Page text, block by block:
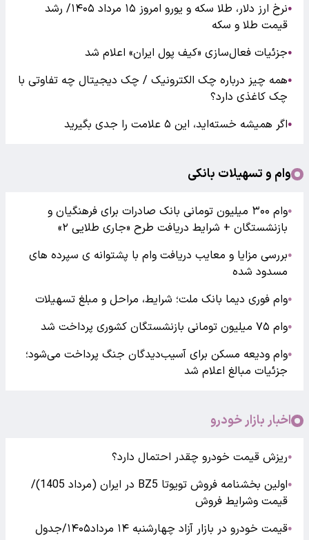
●
نرخ ارز دلار، طلا سکه و یورو امروز ۱۵ مرداد ۱۴۰۵/ رشد
قیمت طلا و سکه
●جزئیات فعال‌سازی «کیف پول ایران» اعلام شد
●همه چیز درباره چک الکترونیک / چک دیجیتال چه تفاوتی با
چک کاغذی دارد؟
●اگر همیشه خسته‌اید، این ۵ علامت را جدی بگیرید
وام و تسهیلات بانکی
●
وام ۳۰۰ میلیون تومانی بانک صادرات برای فرهنگیان و
بازنشستگان + شرایط دریافت طرح «جاری طلایی ۲»
●بررسی مزایا و معایب دریافت وام با پشتوانه ی سپرده های
مسدود شده
●وام فوری دیما بانک ملت؛ شرایط، مراحل و مبلغ تسهیلات
●وام ۷۵ میلیون تومانی بازنشستگان کشوری پرداخت شد
●وام ودیعه مسکن برای آسیب‌دیدگان جنگ پرداخت می‌شود؛
جزئیات مبالغ اعلام شد
اخبار بازار خودرو
●ریزش قیمت خودرو چقدر احتمال دارد؟
●
اولین بخشنامه فروش تویوتا BZ5 در ایران (مرداد 1405)/
قیمت وشرایط فروش
●
قیمت خودرو در بازار آزاد چهارشنبه ۱۴ مرداد۱۴۰۵/جدول